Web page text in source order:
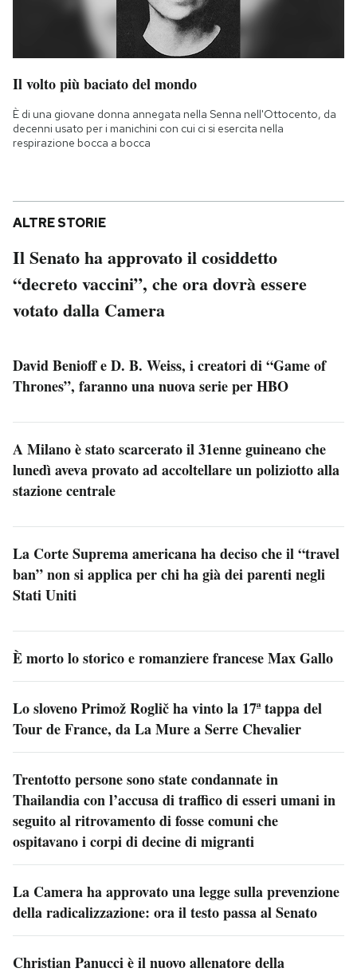
Il volto più baciato del mondo
È di una giovane donna annegata nella Senna nell'Ottocento, da
decenni usato per i manichini con cui ci si esercita nella
respirazione bocca a bocca
ALTRE STORIE
Il Senato ha approvato il cosiddetto
“decreto vaccini”, che ora dovrà essere
votato dalla Camera
David Benioff e D. B. Weiss, i creatori di “Game of
Thrones”, faranno una nuova serie per HBO
A Milano è stato scarcerato il 31enne guineano che
lunedì aveva provato ad accoltellare un poliziotto alla
stazione centrale
La Corte Suprema americana ha deciso che il “travel
ban” non si applica per chi ha già dei parenti negli
Stati Uniti
È morto lo storico e romanziere francese Max Gallo
Lo sloveno Primož Roglič ha vinto la 17ª tappa del
Tour de France, da La Mure a Serre Chevalier
Trentotto persone sono state condannate in
Thailandia con l’accusa di traffico di esseri umani in
seguito al ritrovamento di fosse comuni che
ospitavano i corpi di decine di migranti
La Camera ha approvato una legge sulla prevenzione
della radicalizzazione: ora il testo passa al Senato
Christian Panucci è il nuovo allenatore della